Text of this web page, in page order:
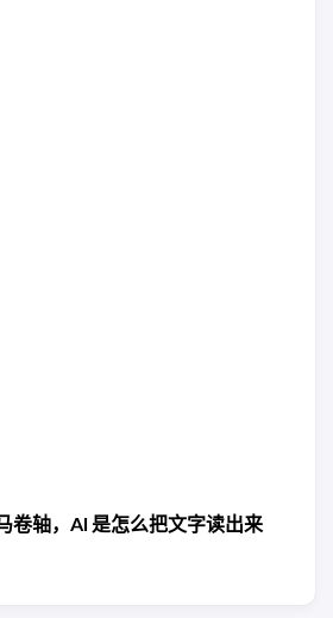
卷轴，AI 是怎么把文字读出来